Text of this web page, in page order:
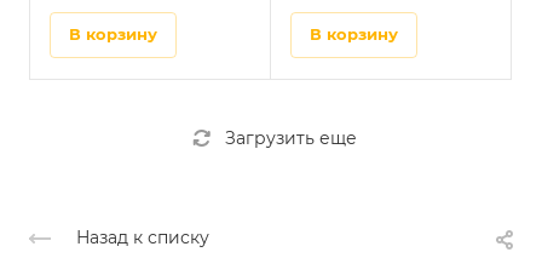
в корзину в корзину
Загрузить еще
Назад к списку